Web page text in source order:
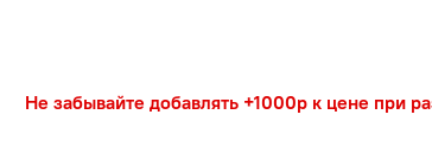
Не забывайте добавлять +1000р к цене при